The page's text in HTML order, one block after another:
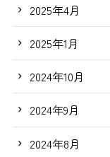
2025年4月
2025年1月
2024年10月
2024年9月
2024年8月